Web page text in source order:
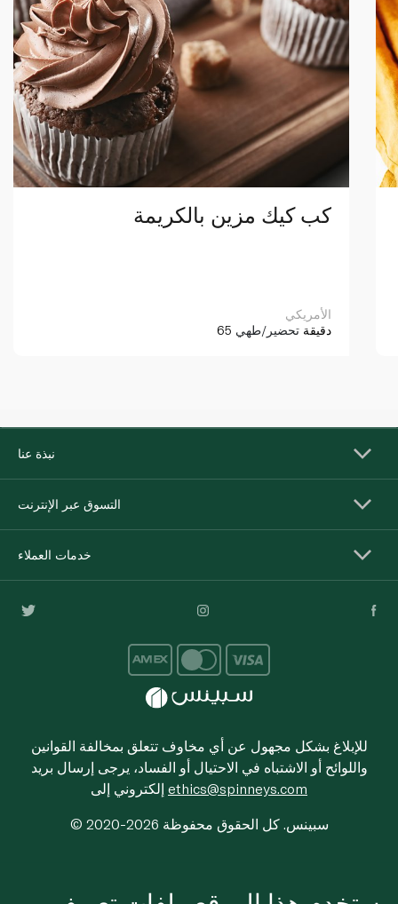
كب كيك مزين بالكريمة
الأمريكي
65 دقيقة تحضير/طهي
نبذة عنا
التسوق عبر الإنترنت
خدمات العملاء
للإبلاغ بشكل مجهول عن أي مخاوف تتعلق بمخالفة القوانين
واللوائح أو الاشتباه في الاحتيال أو الفساد، يرجى إرسال بريد
ethics@spinneys.com
© 2020-2026 سبينس. كل الحقوق محفوظة